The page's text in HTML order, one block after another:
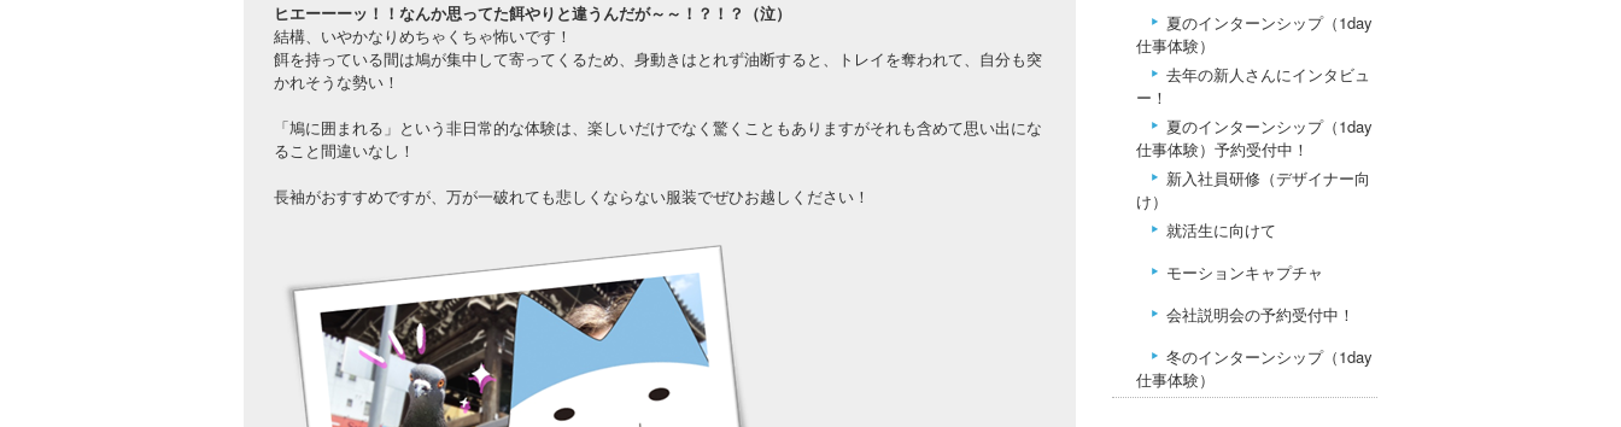
ヒエーーーッ！！なんか思ってた餌やりと違うんだが～～！？！？（泣）
結構、いやかなりめちゃくちゃ怖いです！
餌を持っている間は鳩が集中して寄ってくるため、身動きはとれず油断すると、トレイを奪われて、自分も突
かれそうな勢い！
「鳩に囲まれる」という非日常的な体験は、楽しいだけでなく驚くこともありますがそれも含めて思い出にな
ること間違いなし！
長袖がおすすめですが、万が一破れても悲しくならない服装でぜひお越しください！
夏のインターンシップ（1day
仕事体験）
去年の新人さんにインタビュ
ー！
夏のインターンシップ（1day
仕事体験）予約受付中！
新入社員研修（デザイナー向
け）
就活生に向けて
モーションキャプチャ
会社説明会の予約受付中！
冬のインターンシップ（1day
仕事体験）